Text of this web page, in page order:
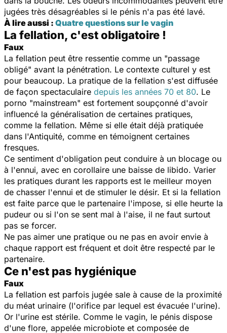
jugées très désagréables si le pénis n'a pas été lavé.
À lire aussi : Quatre questions sur le vagin
La fellation, c'est obligatoire !
Faux
La fellation peut être ressentie comme un "passage
obligé" avant la pénétration. Le contexte culturel y est
pour beaucoup. La pratique de la fellation s'est diffusée
de façon spectaculaire depuis les années 70 et 80. Le
porno "mainstream" est fortement soupçonné d'avoir
influencé la généralisation de certaines pratiques,
comme la fellation. Même si elle était déjà pratiquée
dans l'Antiquité, comme en témoignent certaines
fresques.
Ce sentiment d'obligation peut conduire à un blocage ou
à l'ennui, avec en corollaire une baisse de libido. Varier
les pratiques durant les rapports est le meilleur moyen
de chasser l'ennui et de stimuler le désir. Et si la fellation
est faite parce que le partenaire l'impose, si elle heurte la
pudeur ou si l'on se sent mal à l'aise, il ne faut surtout
pas se forcer.
Ne pas aimer une pratique ou ne pas en avoir envie à
chaque rapport est fréquent et doit être respecté par le
partenaire.
Ce n'est pas hygiénique
Faux
La fellation est parfois jugée sale à cause de la proximité
du méat urinaire (l'orifice par lequel est évacuée l'urine).
Or l'urine est stérile. Comme le vagin, le pénis dispose
d'une flore, appelée microbiote et composée de